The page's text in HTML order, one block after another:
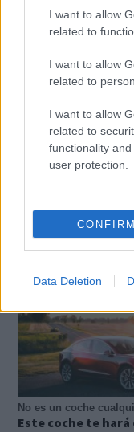
I want to allow
related to
I want to allow
related to
I want to allow
related to
functionality
user protection.
CONFIRM
Data Deletion
No es un coche
Este coche te